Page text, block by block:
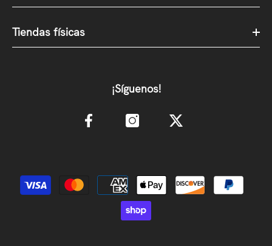
Tiendas físicas
¡Síguenos!